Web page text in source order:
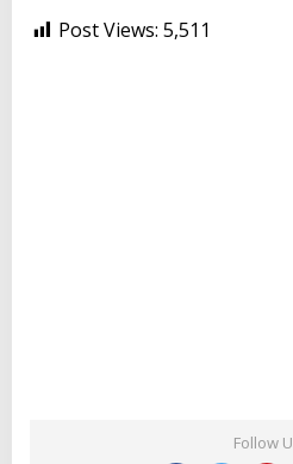
Post Views: 5,511
Follow